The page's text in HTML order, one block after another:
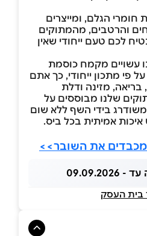
חומרי הגלם, ומייצרים
והרטבים, מהמתוקים
לכם טעם ייחודי שאין
עשויים מקמח כוסמת
פי מתכון ייחודי, כך אתם
מזינה ודלת
שלנו מבוססים על
בידי השף ללא שום
אמיתית בכל ביס.
את השובר>>
בית העסק